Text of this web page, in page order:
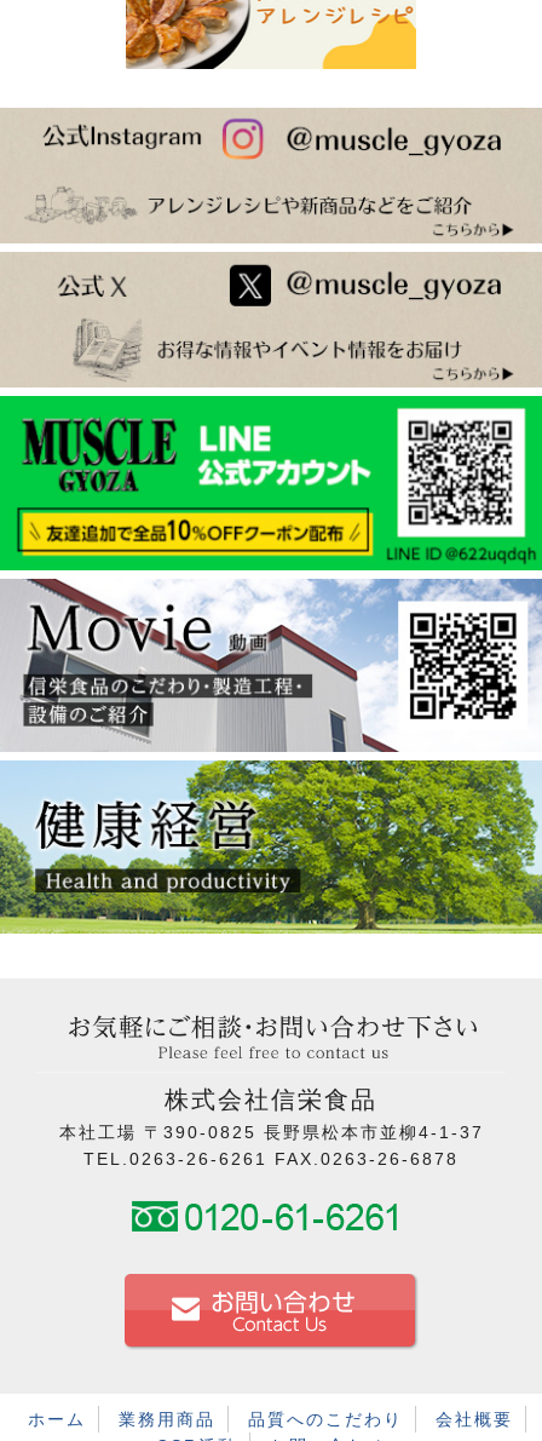
株式会社信栄食品
本社工場 〒390-0825 長野県松本市並柳4-1-37
TEL.0263-26-6261 FAX.0263-26-6878
ホーム 業務用商品 品質へのこだわり
会社概要